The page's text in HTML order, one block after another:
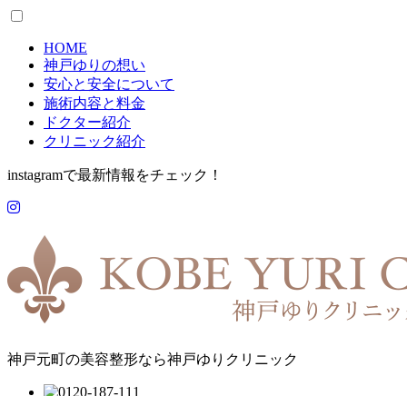
HOME
神戸ゆりの想い
安心と安全について
施術内容と料金
ドクター紹介
クリニック紹介
instagramで最新情報をチェック！
神戸元町の美容整形なら神戸ゆりクリニック